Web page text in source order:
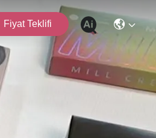
Fiyat Teklifi